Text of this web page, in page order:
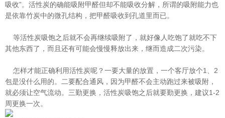
吸收”。活性炭的确能吸附甲醛但却不能吸收分解，所谓的吸附能力也
是依靠竹炭中的微孔结构，把甲醛吸收到孔道里而已。
等活性炭吸饱之后就不会再继续吸附了，就好像人吃饱了就吃不下
其他东西了，而且还有可能会慢慢释放出来，继而造成二次污染。
怎样才能正确利用活性炭呢？一要大量的放置，一个客厅放个1、2
包是没什么用的。二要配合通风，因为甲醛不会主动跑过来被吸附，
就必须让空气流动。三勤更换，活性炭吸饱之后就要勤更换，建议1-2
周更换一次。